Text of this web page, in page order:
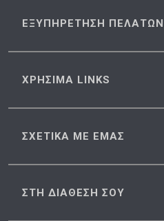
ΕΞΥΠΗΡΕΤΗΣΗ ΠΕΛΑΤΩΝ
ΧΡΗΣΙΜΑ LINKS
ΣΧΕΤΙΚΑ ΜΕ ΕΜΑΣ
ΣΤΗ ΔΙΑΘΕΣΗ ΣΟΥ